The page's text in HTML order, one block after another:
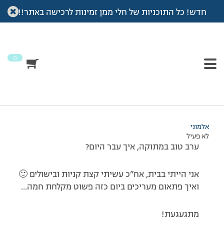
חדש! כל התוכניות של חלי ממן זמינות לרכישה באתר!!
0
עמוד הבית >דיונים>פורום >רוסנו'ש, מה שלומך?
מוצגות 2 תגובות – 1 עד 2 (מתוך 2 סה״כ)
אלמוני
לא פעיל
ערב טוב במתוקה, איך עבר היום?
אני הייתי בבית, אח”כ עשיתי קצת קניות ובישולים 🙂
ואיך פתאום מעריכים ביום כזה פשוט מקלחת חמה…
מתגעגעת!